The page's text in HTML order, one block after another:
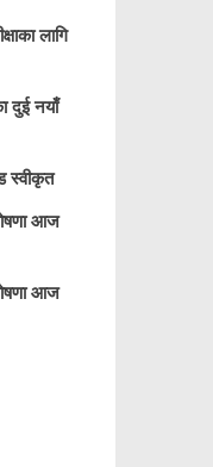
लागि
दुई नयाँ
स्वीकृत
आज
आज